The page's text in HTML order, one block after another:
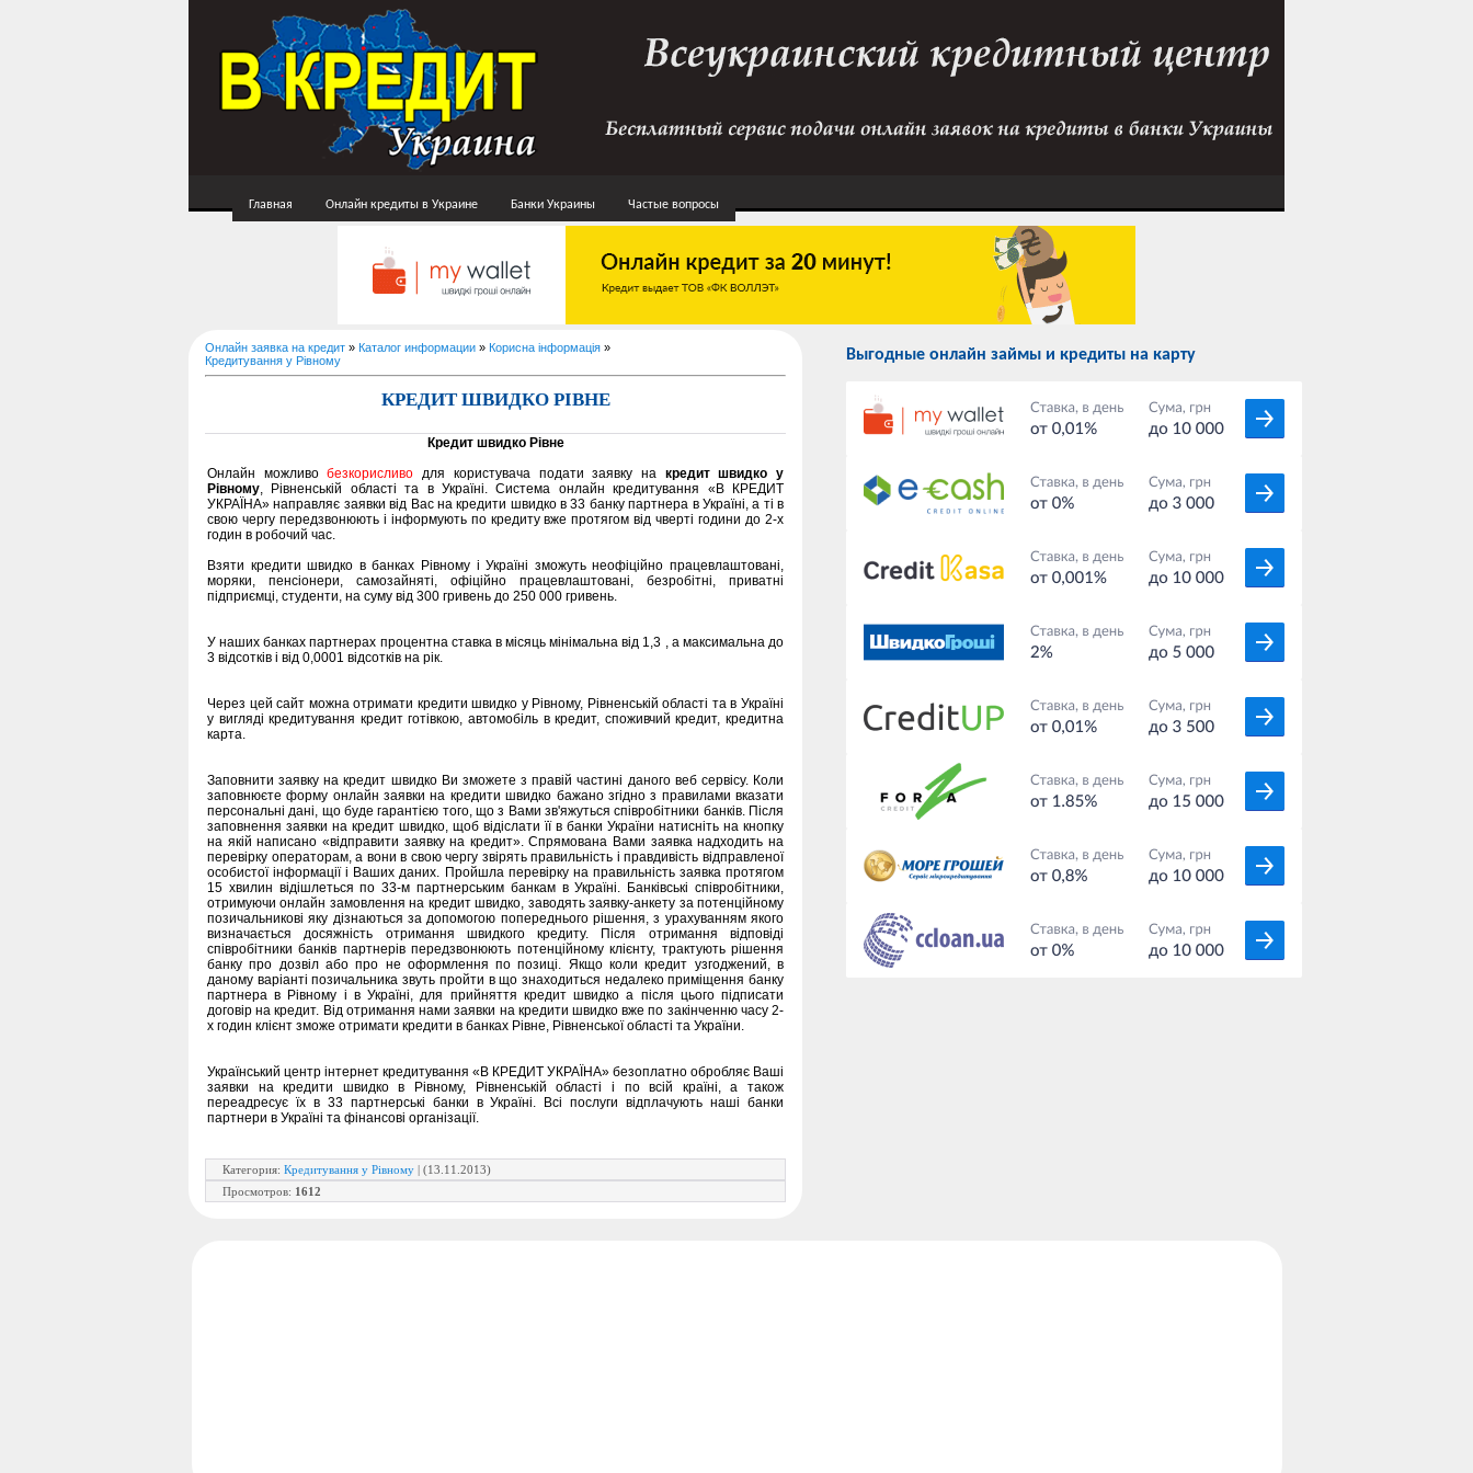
Главная Онлайн кредиты в Украине Банки Украины Частые вопросы
Выгодные онлайн займы и кредиты на карту
Онлайн заявка на кредит » Каталог информации » Корисна інформація »
Кредитування у Рівному
КРЕДИТ ШВИДКО РІВНЕ
Кредит швидко Рівне
Онлайн можливобезкорисливо для користувача подати заявку на кредит швидко у
Рівному , Рівненській області та в Україні. Система онлайн кредитування «В КРЕДИТ
УКРАЇНА» направляє заявки від Вас на кредити швидко в 33 банку партнера в Україні, а ті в
свою чергу передзвонюють і інформують по кредиту вже протягом від чверті години до 2-х
годин в робочий час.
Взяти кредити швидко в банках Рівному і Україні зможуть неофіційно працевлаштовані,
моряки, пенсіонери, самозайняті, офіційно працевлаштовані, безробітні, приватні
підприємці, студенти, на суму від 300 гривень до 250 000 гривень.
У наших банках партнерах процентна ставка в місяць мінімальна від 1,3 , а максимальна до
3 відсотків і від 0,0001 відсотків на рік.
Через цей сайт можна отримати кредити швидко у Рівному, Рівненській області та в Україні
у вигляді кредитування кредит готівкою, автомобіль в кредит, споживчий кредит, кредитна
карта.
Заповнити заявку на кредит швидко Ви зможете з правій частині даного веб сервісу. Коли
заповнюєте форму онлайн заявки на кредити швидко бажано згідно з правилами вказати
персональні дані, що буде гарантією того, що з Вами зв'яжуться співробітники банків. Після
заповнення заявки на кредит швидко, щоб відіслати її в банки України натисніть на кнопку
на якій написано «відправити заявку на кредит». Спрямована Вами заявка надходить на
перевірку операторам, а вони в свою чергу звірять правильність і правдивість відправленої
особистої інформації і Ваших даних. Пройшла перевірку на правильність заявка протягом
15 хвилин відішлеться по 33-м партнерським банкам в Україні. Банківські співробітники,
отримуючи онлайн замовлення на кредит швидко, заводять заявку-анкету за потенційному
позичальникові яку дізнаються за допомогою попереднього рішення, з урахуванням якого
визначається досяжність отримання швидкого кредиту. Після отримання відповіді
співробітники банків партнерів передзвонюють потенційному клієнту, трактують рішення
банку про дозвіл або про не оформлення по позиці. Якщо коли кредит узгоджений, в
даному варіанті позичальника звуть пройти в що знаходиться недалеко приміщення банку
партнера в Рівному і в Україні, для прийняття кредит швидко а після цього підписати
договір на кредит. Від отримання нами заявки на кредити швидко вже по закінченню часу 2-
х годин клієнт зможе отримати кредити в банках Рівне, Рівненської області та України.
Український центр інтернет кредитування «В КРЕДИТ УКРАЇНА» безоплатно обробляє Ваші
заявки на кредити швидко в Рівному, Рівненській області і по всій країні, а також
переадресує їх в 33 партнерські банки в Україні. Всі послуги відплачують наші банки
партнери в Україні та фінансові організації.
Категория: Кредитування у Рівному | (13.11.2013)
Просмотров: 1612